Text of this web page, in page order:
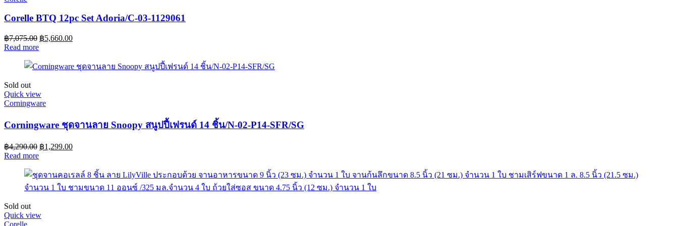
Corelle BTQ 12pc Set Adoria/C-03-1129061
฿7,075.00 ฿5,660.00
Read more
Sold out
Quick view
Corningware
Corningware ชุดจานลาย Snoopy สนูปปี้เฟรนด์ 14 ชิ้น/N-02-P14-SFR/SG
฿4,290.00 ฿1,299.00
Read more
Sold out
Quick view
Corelle